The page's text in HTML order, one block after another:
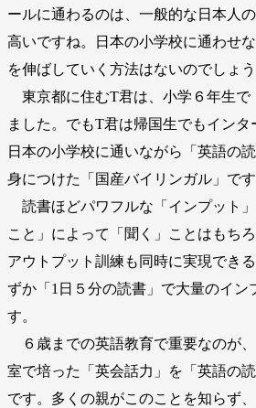
ールに通わるのは、一般的な日本人
高いですね。日本の小学校に通わせ
を伸ばしていく方法はないのでしょう
東京都に住むT君は、小学６年生で
ました。でもT君は帰国生でもインタ
日本の小学校に通いながら「英語の
身につけた「国産バイリンガル」です
読書ほどパワフルな「インプット
こと」によって「聞く」ことはもち
アウトプット訓練も同時に実現でき
ずか「1日５分の読書」で大量のイン
す。
６歳までの英語教育で重要なのが
室で培った「英会話力」を「英語の
です。多くの親がこのことを知らず